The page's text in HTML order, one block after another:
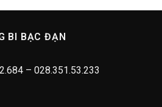
BI BẠC ĐẠN
– 028.351.53.233